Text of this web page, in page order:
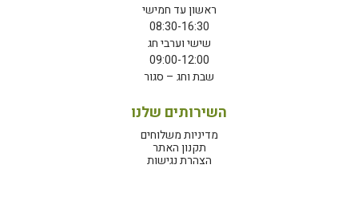
ראשון עד חמישי
08:30-16:30
שישי וערבי חג
09:00-12:00
שבת וחג – סגור
השירותים שלנו
מדיניות משלוחים
תקנון האתר
הצהרת נגישות